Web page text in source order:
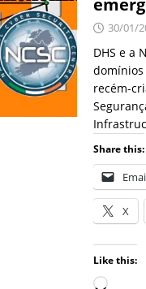
30/01/
DHS e a
domínios
recém-
Share this:
X
Like this: